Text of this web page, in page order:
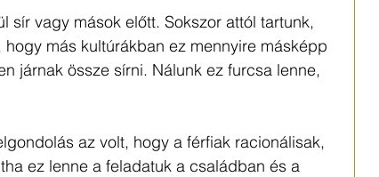
sír vagy mások előtt. Sokszor attól tartunk,
más kultúrákban ez mennyire másképp
járnak össze sírni. Nálunk ez furcsa lenne,
az volt, hogy a férfiak racionálisak,
ez lenne a feladatuk a családban és a